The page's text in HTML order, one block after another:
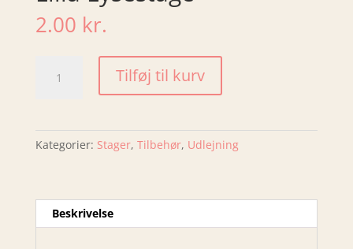
2.00 kr.
Lysestage
Tilføj til kurv
Kategorier: Stager, Tilbehør, Udlejning
Beskrivelse